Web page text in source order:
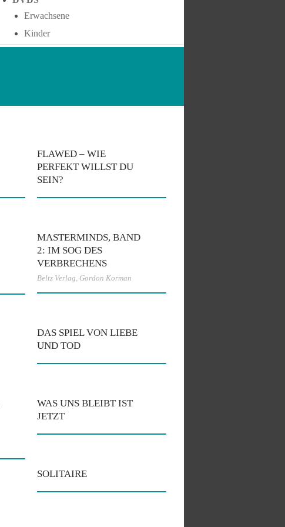
Erwachsene
Kinder
FLAWED – WIE
PERFEKT WILLST DU
SEIN?
MASTERMINDS, BAND
2: IM SOG DES
VERBRECHENS
Beltz Verlag, Gordon Korman
DAS SPIEL VON LIEBE
UND TOD
WAS UNS BLEIBT IST
JETZT
SOLITAIRE